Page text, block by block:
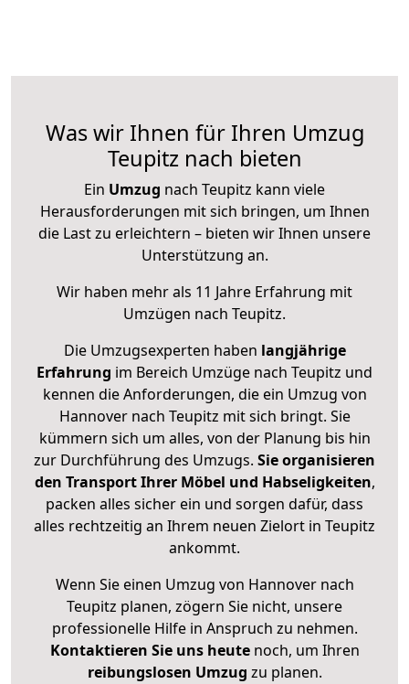
Was wir Ihnen für Ihren Umzug
Teupitz nach bieten
Ein Umzug nach Teupitz kann viele
Herausforderungen mit sich bringen, um Ihnen
die Last zu erleichtern – bieten wir Ihnen unsere
Unterstützung an.
Wir haben mehr als 11 Jahre Erfahrung mit
Umzügen nach Teupitz.
Die Umzugsexperten haben langjährige
Erfahrung im Bereich Umzüge nach Teupitz und
kennen die Anforderungen, die ein Umzug von
Hannover nach Teupitz mit sich bringt. Sie
kümmern sich um alles, von der Planung bis hin
zur Durchführung des Umzugs. Sie organisieren
den Transport Ihrer Möbel und Habseligkeiten,
packen alles sicher ein und sorgen dafür, dass
alles rechtzeitig an Ihrem neuen Zielort in Teupitz
ankommt.
Wenn Sie einen Umzug von Hannover nach
Teupitz planen, zögern Sie nicht, unsere
professionelle Hilfe in Anspruch zu nehmen.
Kontaktieren Sie uns heutenoch, um Ihren
reibungslosen Umzug zu planen.